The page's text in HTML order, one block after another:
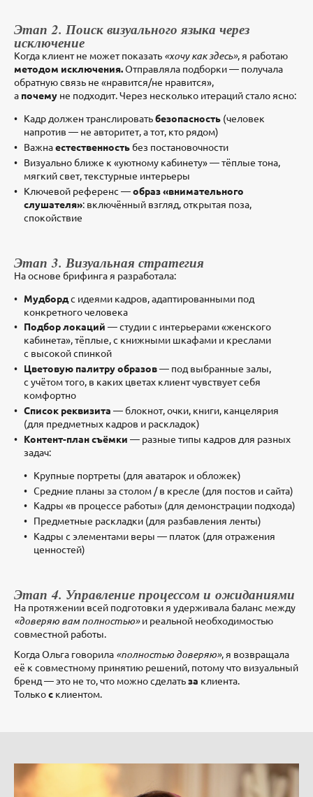
Этап 2. Поиск визуального языка через
исключение
Когда клиент не может показать «хочу как здесь», я работаю
методом исключения.Отправляла подборки — получала
обратную связь не «нравится/не нравится»,
а почему не подходит. Через несколько итераций стало ясно:
Кадр должен транслироватьбезопасность (человек
напротив — не авторитет, а тот, кто рядом)
Важнаестественность без постановочности
Визуально ближе к «уютному кабинету» — тёплые тона,
мягкий свет, текстурные интерьеры
Ключевой референс —образ «внимательного
слушателя»: включённый взгляд, открытая поза,
спокойствие
Этап 3. Визуальная стратегия
На основе брифинга я разработала:
Мудборд с идеями кадров, адаптированными под
конкретного человека
Подбор локаций — студии с интерьерами «женского
кабинета», тёплые, с книжными шкафами и креслами
с высокой спинкой
Цветовую палитру образов— под выбранные залы,
с учётом того, в каких цветах клиент чувствует себя
комфортно
Список реквизита — блокнот, очки, книги, канцелярия
(для предметных кадров и раскладок)
Контент-план съёмки — разные типы кадров для разных
задач:
Крупные портреты (для аватарок и обложек)
Средние планы за столом / в кресле (для постов и сайта)
Кадры «в процессе работы» (для демонстрации подхода)
Предметные раскладки (для разбавления ленты)
Кадры с элементами веры — платок (для отражения
ценностей)
Этап 4. Управление процессом и ожиданиями
На протяжении всей подготовки я удерживала баланс между
«доверяю вам полностью»и реальной необходимостью
совместной работы.
Когда Ольга говорила «полностью доверяю», я возвращала
её к совместному принятию решений, потому что визуальный
бренд — это не то, что можно сделатьза клиента.
Толькос клиентом.